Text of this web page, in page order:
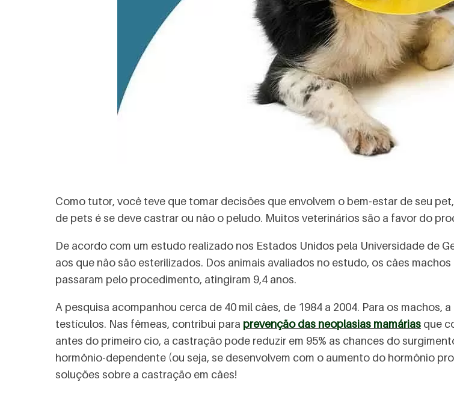
Como tutor, você teve que tomar decisões que envolvem o bem-estar de seu
de pets é se deve castrar ou não o peludo. Muitos veterinários são a favor do
De acordo com um estudo realizado nos Estados Unidos pela Universidade de
aos que não são esterilizados. Dos animais avaliados no estudo, os cães
passaram pelo procedimento, atingiram 9,4 anos.
A pesquisa acompanhou cerca de 40 mil cães, de 1984 a 2004. Para os
testículos. Nas fêmeas, contribui para prevenção das neoplasias mamárias que
antes do primeiro cio, a castração pode reduzir em 95% as chances do
hormônio-dependente (ou seja, se desenvolvem com o aumento do hormônio
soluções sobre a castração em cães!